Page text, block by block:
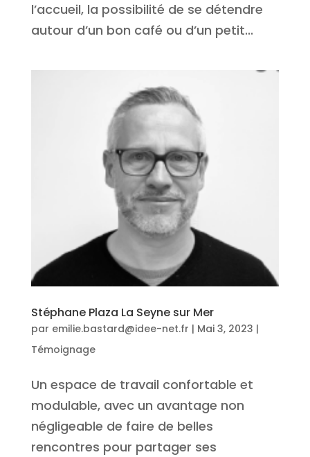
l’accueil, la possibilité de se détendre
autour d’un bon café ou d’un petit...
Stéphane Plaza La Seyne sur Mer
par emilie.bastard@idee-net.fr | Mai 3, 2023 |
Témoignage
Un espace de travail confortable et
modulable, avec un avantage non
négligeable de faire de belles
rencontres pour partager ses